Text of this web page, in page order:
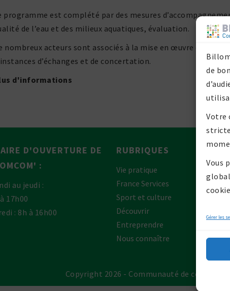
de
Votre
Vous
Gérer les
programme est complété par des mesures
de l’eau et des milieux aqua­tiques, évaluation.
nombreux acteurs sont asso­ciés à la mise en œuvre du
d’échanges et de concertation.
d'informations
D'OUVERTURE DE
:
au jeudi :
17h00
: 8h à 16h00
RUBRIQUES
Vie pratique
France Services
Sport et culture
Découvrir
Entreprendre
Nous connaître
Copyright 2026 - Communauté de